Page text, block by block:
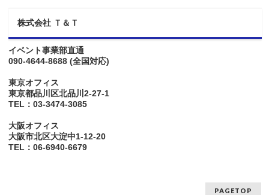
株式会社 Ｔ＆Ｔ
イベント事業部直通
090-4644-8688 (全国対応)
東京オフィス
東京都品川区北品川2-27-1
TEL：03-3474-3085
大阪オフィス
大阪市北区大淀中1-12-20
TEL：06-6940-6679
PAGETOP